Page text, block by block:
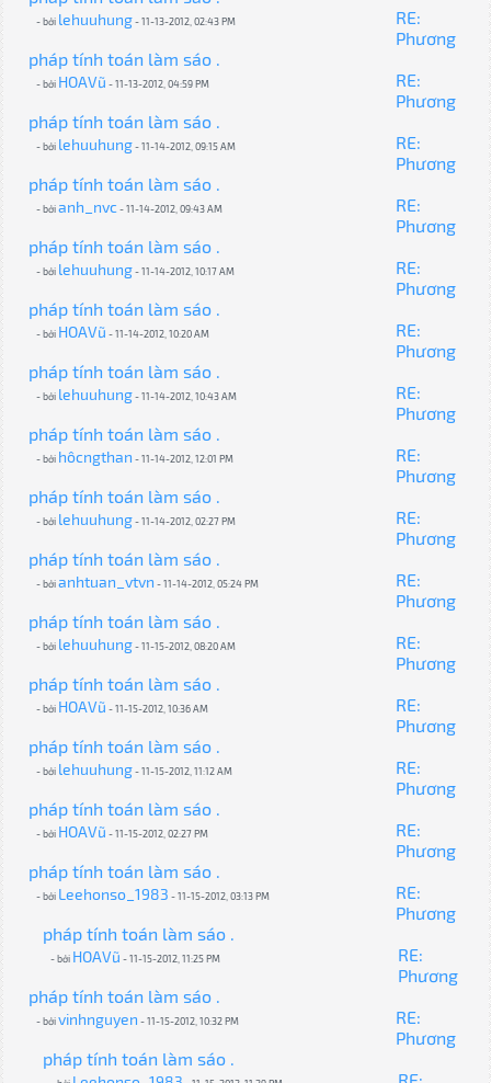
- bởi lehuuhung- 11-13-2012, 02:43 PM
RE:
Phương
pháp tính toán làm sáo .
- bởi HOAVũ - 11-13-2012, 04:59 PM
RE:
Phương
pháp tính toán làm sáo .
- bởi lehuuhung- 11-14-2012, 09:15 AM
RE:
Phương
pháp tính toán làm sáo .
- bởianh_nvc- 11-14-2012, 09:43 AM
RE:
Phương
pháp tính toán làm sáo .
- bởi lehuuhung- 11-14-2012, 10:17 AM
RE:
Phương
pháp tính toán làm sáo .
- bởi HOAVũ - 11-14-2012, 10:20 AM
RE:
Phương
pháp tính toán làm sáo .
- bởi lehuuhung- 11-14-2012, 10:43 AM
RE:
Phương
pháp tính toán làm sáo .
- bởi hôcngthan - 11-14-2012, 12:01 PM
RE:
Phương
pháp tính toán làm sáo .
- bởi lehuuhung- 11-14-2012, 02:27 PM
RE:
Phương
pháp tính toán làm sáo .
- bởianhtuan_vtvn - 11-14-2012, 05:24 PM
RE:
Phương
pháp tính toán làm sáo .
- bởi lehuuhung- 11-15-2012, 08:20 AM
RE:
Phương
pháp tính toán làm sáo .
- bởi HOAVũ - 11-15-2012, 10:36 AM
RE:
Phương
pháp tính toán làm sáo .
- bởi lehuuhung- 11-15-2012, 11:12 AM
RE:
Phương
pháp tính toán làm sáo .
- bởi HOAVũ - 11-15-2012, 02:27 PM
RE:
Phương
pháp tính toán làm sáo .
- bởi Leehonso_1983 - 11-15-2012, 03:13 PM
RE:
Phương
pháp tính toán làm sáo .
- bởi HOAVũ - 11-15-2012, 11:25 PM
RE:
Phương
pháp tính toán làm sáo .
- bởivinhnguyen - 11-15-2012, 10:32 PM
RE:
Phương
pháp tính toán làm sáo .